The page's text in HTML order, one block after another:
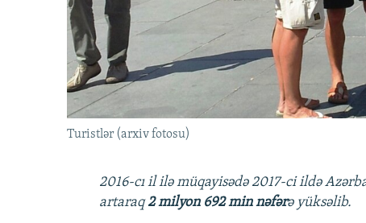
İZ - MƏDƏNIYYƏT PROQRAMI
STANDARTLARIMIZ
MATERIALLARIMIZDAN ISTIFADƏ
AZADLIQRADIOSU MOBIL TELEFONUNUZDA
BIZIMLƏ ƏLAQƏ
Turistlər (arxiv fotosu)
2016-cı il ilə müqayisədə 2017-ci ildə
artaraq2 milyon 692 min nəfərə yüksəlib.